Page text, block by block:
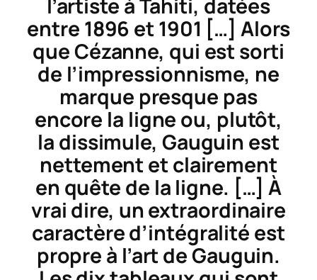
l’artiste à Tahiti, datées
entre 1896 et 1901 […] Alors
que Cézanne, qui est sorti
de l’impressionnisme, ne
marque presque pas
encore la ligne ou, plutôt,
la dissimule, Gauguin est
nettement et clairement
en quête de la ligne. […] À
vrai dire, un extraordinaire
caractère d’intégralité est
propre à l’art de Gauguin.